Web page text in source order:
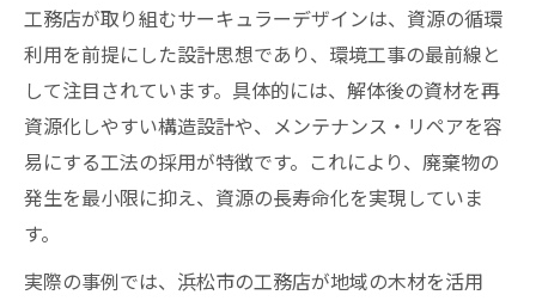
工務店が取り組むサーキュラーデザインは、資源の循環
利用を前提にした設計思想であり、環境工事の最前線と
して注目されています。具体的には、解体後の資材を再
資源化しやすい構造設計や、メンテナンス・リペアを容
易にする工法の採用が特徴です。これにより、廃棄物の
発生を最小限に抑え、資源の長寿命化を実現していま
す。
実際の事例では、浜松市の工務店が地域の木材を活用